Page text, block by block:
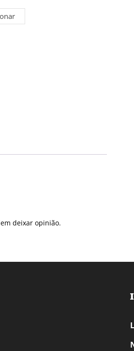
deixar opinião.